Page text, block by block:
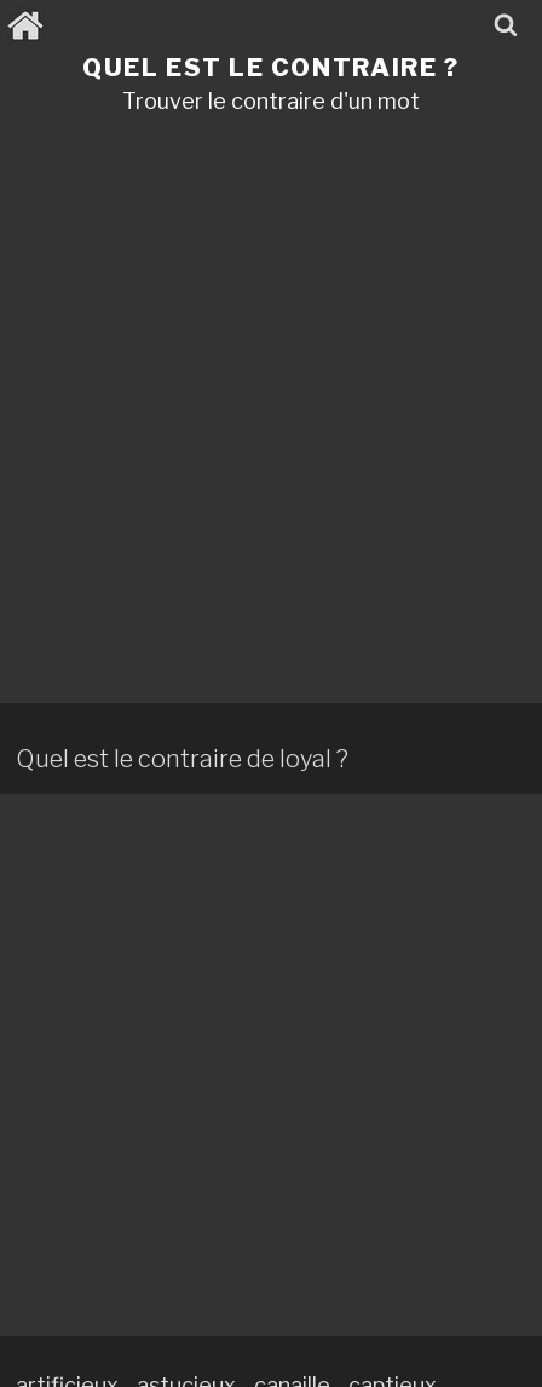
Aller
au
QUEL EST LE CONTRAIRE ?
Trouver le contraire d'un mot
Quel est le contraire de loyal ?